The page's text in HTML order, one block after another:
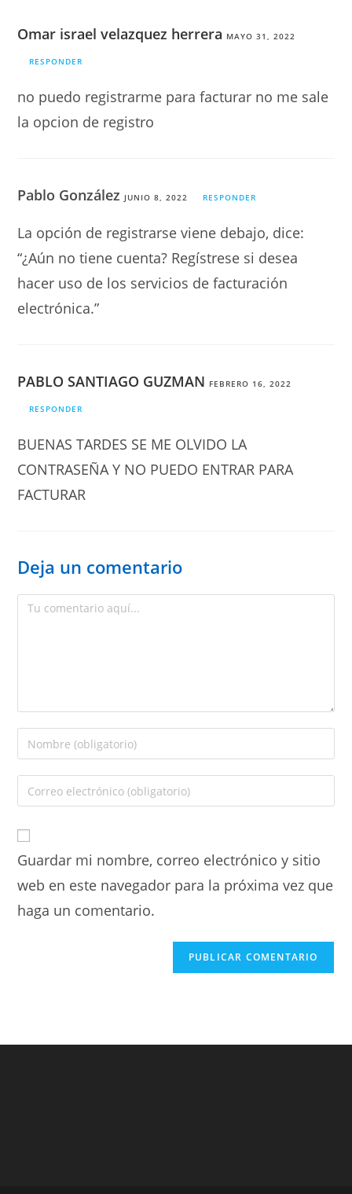
Omar israel velazquez herrera MAYO 31, 2022
RESPONDER
no puedo registrarme para facturar no me sale
la opcion de registro
Pablo González JUNIO 8, 2022 RESPONDER
La opción de registrarse viene debajo, dice:
“¿Aún no tiene cuenta? Regístrese si desea
hacer uso de los servicios de facturación
electrónica.”
PABLO SANTIAGO GUZMAN FEBRERO 16, 2022
RESPONDER
BUENAS TARDES SE ME OLVIDO LA
CONTRASEÑA Y NO PUEDO ENTRAR PARA
FACTURAR
Deja un comentario
Guardar mi nombre, correo electrónico y sitio
web en este navegador para la próxima vez que
haga un comentario.